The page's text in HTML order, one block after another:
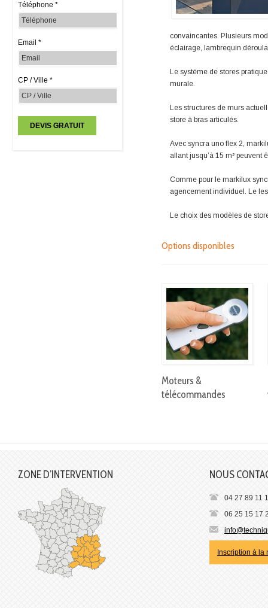
convaincantes. Plusieurs
éclairage, lambrequin
Le système de stores
murale.
Les structures de murs
store à bras articulés.
Avec syncra uno flex 2,
allant jusqu’à 15 m² peuvent
Comme pour le markilux
agencement individuel. Le
Le choix des modèles de
Options disponibles
Moteurs &
télécommandes
Téléphone *
Email *
CP / Ville *
ZONE D’INTERVENTION NOUS
04 27 89 11
06 25 15 17
Inscription à la